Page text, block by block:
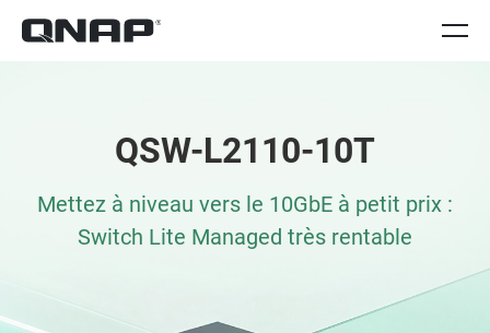
QSW-L2110-10T
Mettez à niveau vers le 10GbE à petit prix :
Switch Lite Managed très rentable